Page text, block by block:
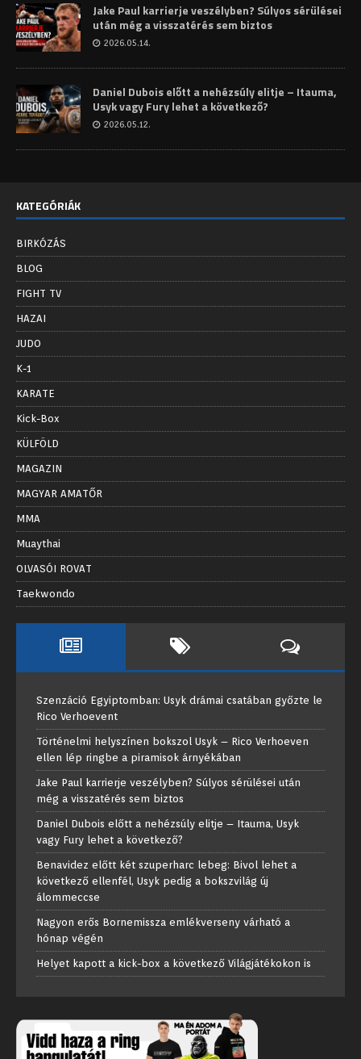
Jake Paul karrierje veszélyben? Súlyos sérülései
után még a visszatérés sem biztos
2026.05.14.
Daniel Dubois előtt a nehézsúly elitje – Itauma,
Usyk vagy Fury lehet a következő?
2026.05.12.
KATEGÓRIÁK
BIRKÓZÁS
BLOG
FIGHT TV
HAZAI
JUDO
K-1
KARATE
Kick-Box
KÜLFÖLD
MAGAZIN
MAGYAR AMATŐR
MMA
Muaythai
OLVASÓI ROVAT
Taekwondo
Szenzáció Egyiptomban: Usyk drámai csatában győzte le
Rico Verhoevent
Történelmi helyszínen bokszol Usyk – Rico Verhoeven
ellen lép ringbe a piramisok árnyékában
Jake Paul karrierje veszélyben? Súlyos sérülései után
még a visszatérés sem biztos
Daniel Dubois előtt a nehézsúly elitje – Itauma, Usyk
vagy Fury lehet a következő?
Benavidez előtt két szuperharc lebeg: Bivol lehet a
következő ellenfél, Usyk pedig a bokszvilág új
álommeccse
Nagyon erős Bornemissza emlékverseny várható a
hónap végén
Helyet kapott a kick-box a következő Világjátékokon is